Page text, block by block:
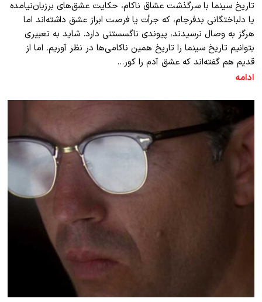
تاریخ سینما با سرگذشت عشاق ناکام، حکایت عشق‌های برزبان‌نیامده
یا دلباختگانی بدفرجام، که جرأت یا فرصت ابراز عشق داشته‌اند اما
هرگز به وصال نرسیدند، پیوندی ناگسستنی دارد. شاید به تعبیری
بتوانیم تاریخ سینما را تاریخ همین ناکامی‌ها در نظر آوریم. اما از
قدیم هم گفته‌اند که عشق آدم را کور…
ادامه